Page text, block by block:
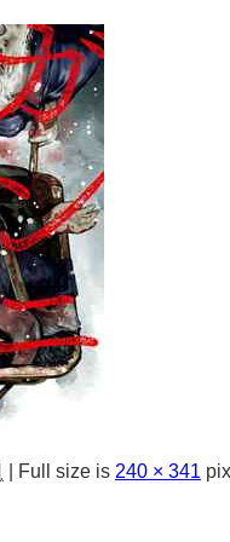
Full size is 240 × 341